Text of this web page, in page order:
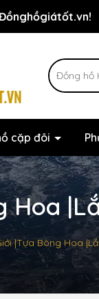
chờ đợi bạn
cặp đôi
|Tựa Bông Hoa